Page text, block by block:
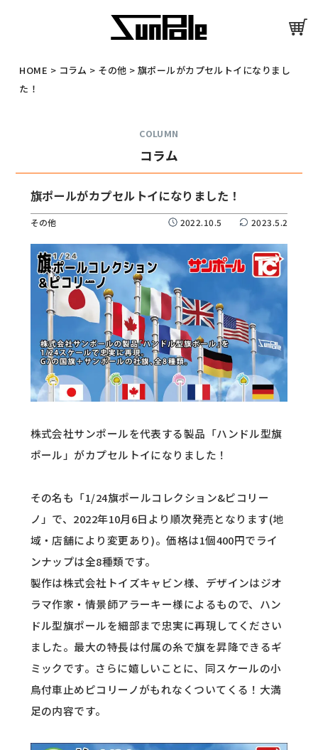
HOME > コラム > その他 > 旗ポールがカプセルトイになりまし
た！
COLUMN
コラム
旗ポールがカプセルトイになりました！
その他 2022.10.5 2023.5.2
株式会社サンポールを代表する製品「ハンドル型旗
ポール」がカプセルトイになりました！
その名も「1/24旗ポールコレクション&ピコリー
ノ」で、2022年10月6日より順次発売となります(地
域・店舗により変更あり)。価格は1個400円でライ
ンナップは全8種類です。
製作は株式会社トイズキャビン様、デザインはジオ
ラマ作家・情景師アラーキー様によるもので、ハン
ドル型旗ポールを細部まで忠実に再現してください
ました。最大の特長は付属の糸で旗を昇降できるギ
ミックです。さらに嬉しいことに、同スケールの小
鳥付車止めピコリーノがもれなくついてくる！大満
足の内容です。